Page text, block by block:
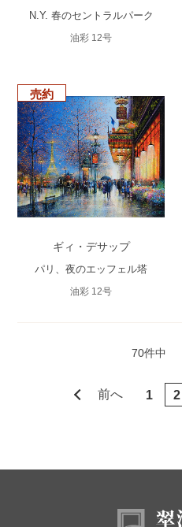
N.Y. 春のセントラルパーク
油彩 12号
売約
ギィ・デサップ
パリ、夜のエッフェル塔
油彩 12号
70件中
前へ 1 2